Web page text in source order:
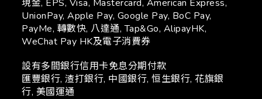
現金, EPS, Visa, Mastercard, American Express,
UnionPay, Apple Pay, Google Pay, BoC Pay,
PayMe, 轉數快, 八達通, Tap&Go, AlipayHK,
WeChat Pay HK及電子消費券
設有多間銀行信用卡免息分期付款
匯豐銀行, 渣打銀行, 中國銀行, 恒生銀行, 花旗銀
行, 美國運通